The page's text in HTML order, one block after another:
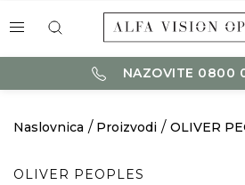
NAZOVITE 0800
Naslovnica Proizvodi OLIVER
OLIVER PEOPLES